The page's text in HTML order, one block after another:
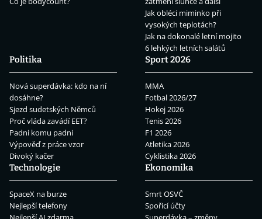
Jak obléci miminko při
vysokých teplotách?
Jak na dokonalé letní mojito
6 lehkých letních salátů
Politika
Nová superdávka: kdo na ní
dosáhne?
Sjezd sudetských Němců
Proč vláda zavádí EET?
Padni komu padni
Výpověď z práce vzor
Divoký kačer
Sport 2026
MMA
Fotbal 2026/27
Hokej 2026
Tenis 2026
F1 2026
Atletika 2026
Cyklistika 2026
Technologie
SpaceX na burze
Nejlepší telefony
Ekonomika
Smrt OSVČ
Spořicí účty